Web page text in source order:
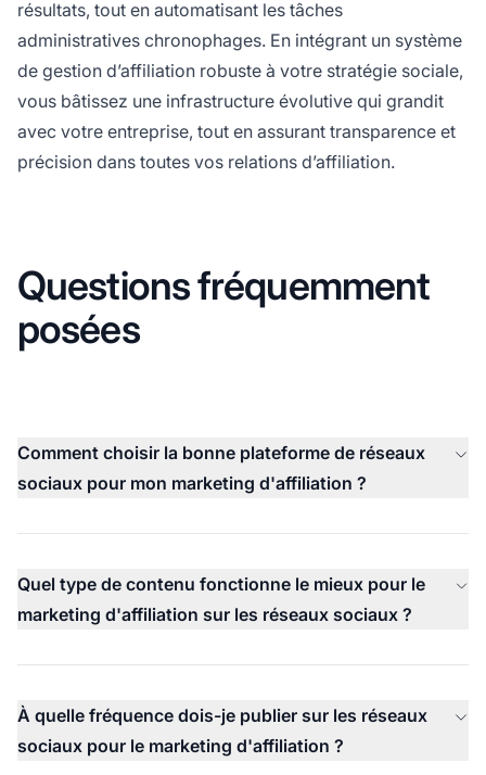
résultats, tout en automatisant les tâches
administratives chronophages. En intégrant un système
de gestion d’affiliation robuste à votre stratégie sociale,
vous bâtissez une infrastructure évolutive qui grandit
avec votre entreprise, tout en assurant transparence et
précision dans toutes vos relations d’affiliation.
Questions fréquemment
posées
Comment choisir la bonne plateforme de réseaux
sociaux pour mon marketing d'affiliation ?
Quel type de contenu fonctionne le mieux pour le
marketing d'affiliation sur les réseaux sociaux ?
À quelle fréquence dois-je publier sur les réseaux
sociaux pour le marketing d'affiliation ?